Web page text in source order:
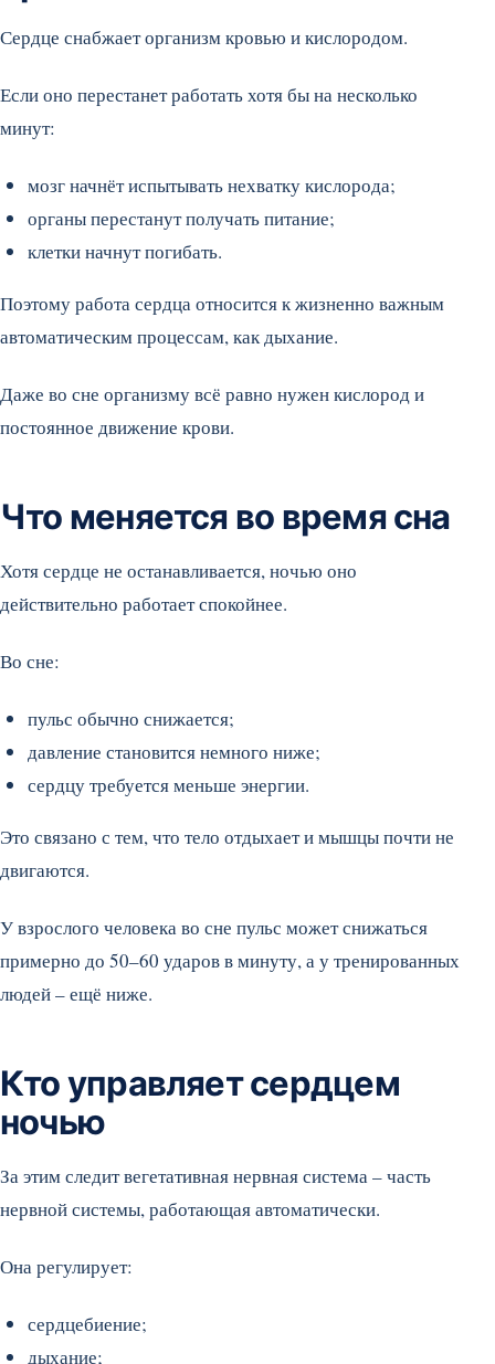
Сердце снабжает организм кровью и кислородом.
Если оно перестанет работать хотя бы на несколько
минут:
мозг начнёт испытывать нехватку кислорода;
органы перестанут получать питание;
клетки начнут погибать.
Поэтому работа сердца относится к жизненно важным
автоматическим процессам, как дыхание.
Даже во сне организму всё равно нужен кислород и
постоянное движение крови.
Что меняется во время сна
Хотя сердце не останавливается, ночью оно
действительно работает спокойнее.
Во сне:
пульс обычно снижается;
давление становится немного ниже;
сердцу требуется меньше энергии.
Это связано с тем, что тело отдыхает и мышцы почти не
двигаются.
У взрослого человека во сне пульс может снижаться
примерно до 50–60 ударов в минуту, а у тренированных
людей – ещё ниже.
Кто управляет сердцем
ночью
За этим следит вегетативная нервная система – часть
нервной системы, работающая автоматически.
Она регулирует:
сердцебиение;
дыхание;